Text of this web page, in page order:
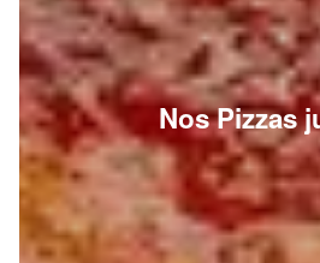
Nos Pizzas